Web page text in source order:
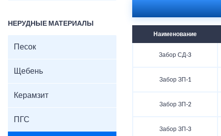
НЕРУДНЫЕ МАТЕРИАЛЫ
Песок
Щебень
Керамзит
ПГС
Наименование
Забор СД-3
Забор ЗП-1
Забор ЗП-2
Забор ЗП-3